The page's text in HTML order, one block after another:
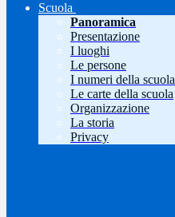
Scuola
Panoramica
Presentazione
I luoghi
Le persone
I numeri della scuola
Le carte della scuola
Organizzazione
La storia
Privacy